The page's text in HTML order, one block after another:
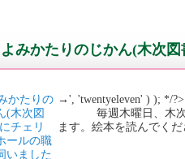
よみかたりのじかん(木次
→', 'twentyeleven' ) ); */?>
毎週木曜日、木次図
ます。絵本を読んでく